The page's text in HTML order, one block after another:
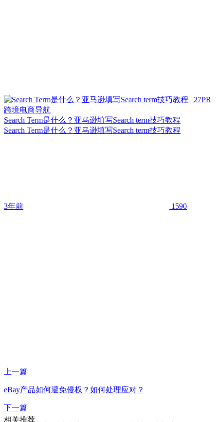
Search Term是什么？亚马逊填写Search term技巧教程
Search Term是什么？亚马逊填写Search term技巧教程
3年前 1590
上一篇
eBay产品如何避免侵权？如何处理应对？
下一篇
相关推荐